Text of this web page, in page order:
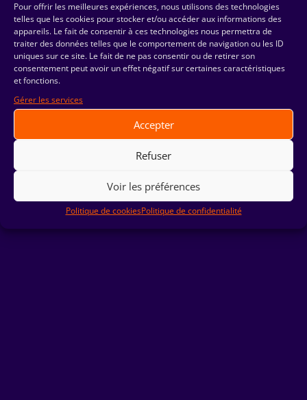
Pour offrir les meilleures expériences, nous utilisons des technologies
telles que les cookies pour stocker et/ou accéder aux informations des
appareils. Le fait de consentir à ces technologies nous permettra de
traiter des données telles que le comportement de navigation ou les ID
uniques sur ce site. Le fait de ne pas consentir ou de retirer son
consentement peut avoir un effet négatif sur certaines caractéristiques
et fonctions.
Gérer les services
Accepter
Refuser
Voir les préférences
Politique de cookiesPolitique de confidentialité
Mentions Légales